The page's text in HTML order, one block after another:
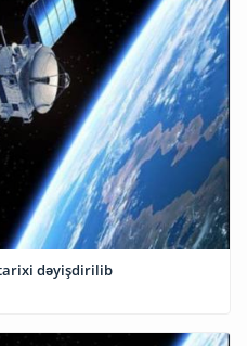
tarixi dəyişdirilib